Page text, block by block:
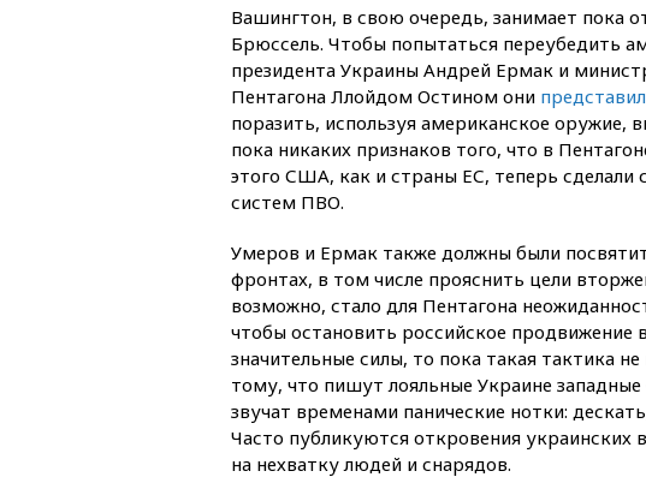
Вашингтон, в свою очередь, занимает пока
Брюссель. Чтобы попытаться переубедить
президента Украины Андрей Ермак и
Пентагона Ллойдом Остином они
поразить, используя американское оружие,
пока никаких признаков того, что в
этого США, как и страны ЕС, теперь
систем ПВО.
Умеров и Ермак также должны были
фронтах, в том числе прояснить цели
возможно, стало для Пентагона
чтобы остановить российское продвижение
значительные силы, то пока такая тактика
тому, что пишут лояльные Украине
звучат временами панические нотки:
Часто публикуются откровения
на нехватку людей и снарядов.